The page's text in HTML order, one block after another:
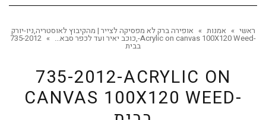
ראשי » אמנות » אופירה ברק לא מפסיקה לצייר | מהקיבוץ לאוסטריה,ניו-יורק
,כוכב יאיר ועד לכפר סבא... »
735-2012-Acrylic on canvas 100X120 Weed-
בבית
735-2012-ACRYLIC ON
CANVAS 100X120 WEED-